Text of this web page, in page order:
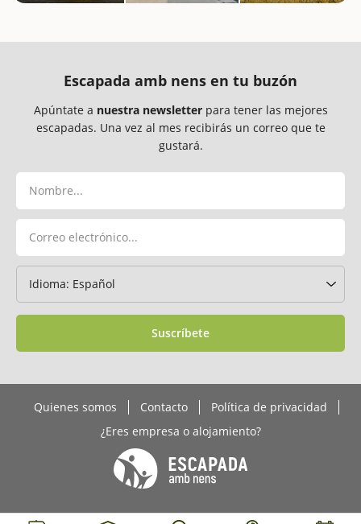
Escapada amb nens en tu buzón
Apúntate a nuestra newsletterpara tener las mejores
escapadas. Una vez al mes recibirás un correo que te
gustará.
Suscríbete
Quienes somos Contacto
Política de privacidad
¿Eres empresa o alojamiento?